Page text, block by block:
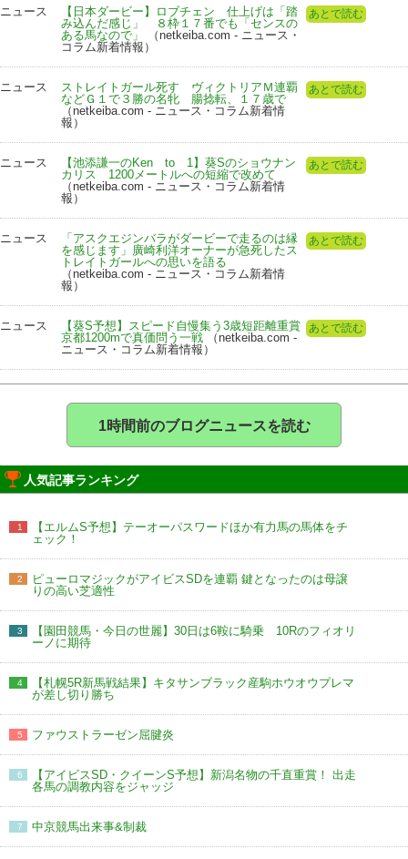
ニュース
【日本ダービー】ロブチェン 仕上げは「踏
み込んだ感じ」 ８枠１７番でも「センスの
ある馬なので」
（netkeiba.com - ニュース・
コラム新着情報）
あとで読む
ニュース
ストレイトガール死す ヴィクトリアＭ連覇
などＧ１で３勝の名牝 腸捻転、１７歳で
（netkeiba.com - ニュース・コラム新着情
報）
あとで読む
ニュース
【池添謙一のKen to 1】葵Sのショウナン
カリス 1200メートルへの短縮で改めて
（netkeiba.com - ニュース・コラム新着情
報）
あとで読む
ニュース
「アスクエジンバラがダービーで走るのは縁
を感じます」廣崎利洋オーナーが急死したス
トレイトガールへの思いを語る
（netkeiba.com - ニュース・コラム新着情
報）
あとで読む
ニュース
【葵S予想】スピード自慢集う3歳短距離重賞
京都1200mで真価問う一戦 （netkeiba.com -
ニュース・コラム新着情報）
あとで読む
1時間前のブログニュースを読む
人気記事ランキング
1
【エルムS予想】テーオーパスワードほか有力馬の馬体をチ
ェック！
2
ピューロマジックがアイビスSDを連覇 鍵となったのは母譲
りの高い芝適性
3
【園田競馬・今日の世麗】30日は6鞍に騎乗 10Rのフィオリ
ーノに期待
4
【札幌5R新馬戦結果】キタサンブラック産駒ホウオウプレマ
が差し切り勝ち
5 ファウストラーゼン屈腱炎
6
【アイビスSD・クイーンS予想】新潟名物の千直重賞！ 出走
各馬の調教内容をジャッジ
7 中京競馬出来事&制裁